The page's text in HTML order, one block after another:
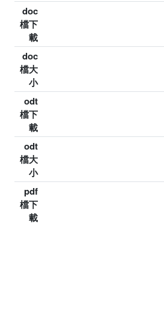
doc
檔下
載
doc
檔大
小
odt
檔下
載
odt
檔大
小
pdf
檔下
載